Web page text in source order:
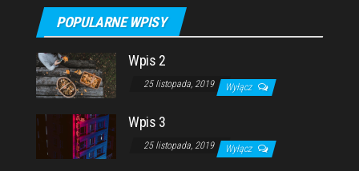
POPULARNE WPISY
Wpis 2
25 listopada, 2019 Wyłącz
Wpis 3
25 listopada, 2019 Wyłącz